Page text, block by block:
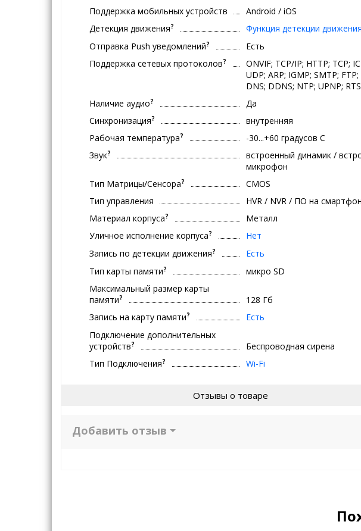
Поддержка мобильных устройств
Android / iOS
Детекция движения?
Функция детекции движения
Отправка Push уведомлений?
Есть
Поддержка сетевых протоколов?
ONVIF; TCP/IP; HTTP; TCP;
UDP; ARP; IGMP; SMTP; FTP;
DNS; DDNS; NTP; UPNP;
Наличие аудио?
Да
Синхронизация?
внутренняя
Рабочая температура?
-30...+60 градусов С
Звук?
встроенный динамик /
микрофон
Тип Матрицы/Сенсора?
CMOS
Тип управления
HVR / NVR / ПО на
Материал корпуса?
Металл
Уличное исполнение корпуса?
Нет
Запись по детекции движения?
Есть
Тип карты памяти?
микро SD
Максимальный размер карты
памяти?
128 Гб
Запись на карту памяти?
Есть
Подключение дополнительных
устройств?
Беспроводная сирена
Тип Подключения? Wi-Fi
Отзывы о товаре
Добавить отзыв